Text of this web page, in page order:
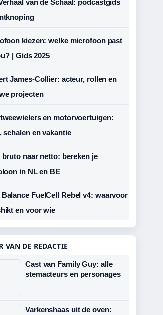
van de Schaal: podcastgids
kiezen: welke microfoon past
| Gids 2025
James-Collier: acteur, rollen en
projecten
en motorvoertuigen:
schalen en vakantie
bruto naar netto: bereken je
in NL en BE
Balance FuelCell Rebel v4: waarvoor
en voor wie
VAN DE REDACTIE
Cast van Family Guy: alle
stemacteurs en personages
Varkenshaas uit de oven: